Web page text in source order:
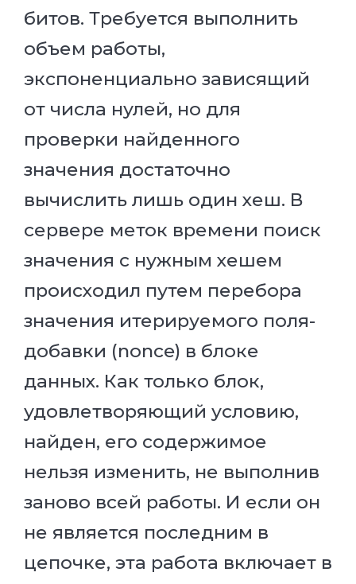
битов. Требуется выполнить
объем работы,
экспоненциально зависящий
от числа нулей, но для
проверки найденного
значения достаточно
вычислить лишь один хеш. В
сервере меток времени поиск
значения с нужным хешем
происходил путем перебора
значения итерируемого поля-
добавки (nonce) в блоке
данных. Как только блок,
удовлетворяющий условию,
найден, его содержимое
нельзя изменить, не выполнив
заново всей работы. И если он
не является последним в
цепочке, эта работа включает в